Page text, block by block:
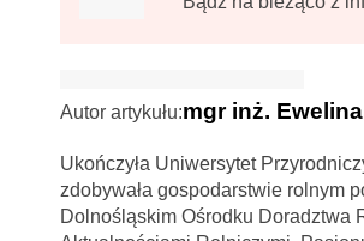
Autor artykułu:mgr inż.
Ukończyła Uniwersytet
zdobywała gospodarstwie rolnym
Dolnośląskim Ośrodku Doradztwa